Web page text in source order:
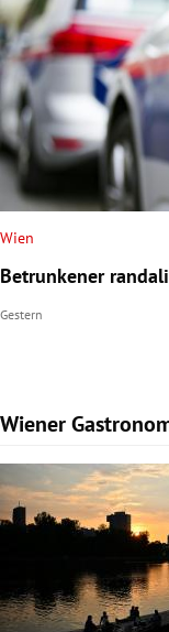
Wien
Betrunkener
Gestern
Wiener
Slide 1 von 15